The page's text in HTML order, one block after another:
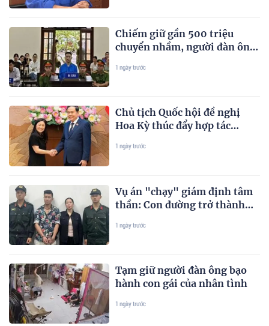
Chiếm giữ gần 500 triệu
chuyển nhầm, người đàn ông
1 ngày trước
Chủ tịch Quốc hội đề nghị
Hoa Kỳ thúc đẩy hợp tác
mới
1 ngày trước
Vụ án "chạy" giám định tâm
thần: Con đường trở thành
1 ngày trước
Tạm giữ người đàn ông bạo
hành con gái của nhân tình
1 ngày trước